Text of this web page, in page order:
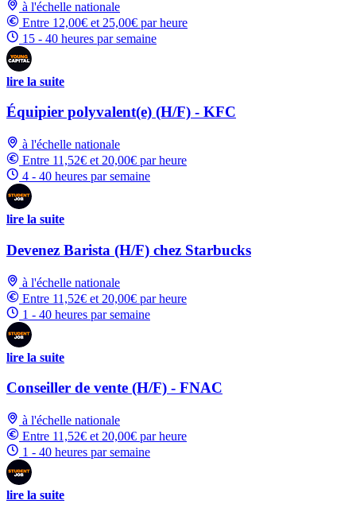
à l'échelle nationale
Entre 12,00€ et 25,00€ par heure
15 - 40 heures par semaine
lire la suite
Équipier polyvalent(e) (H/F) - KFC
à l'échelle nationale
Entre 11,52€ et 20,00€ par heure
4 - 40 heures par semaine
lire la suite
Devenez Barista (H/F) chez Starbucks
à l'échelle nationale
Entre 11,52€ et 20,00€ par heure
1 - 40 heures par semaine
lire la suite
Conseiller de vente (H/F) - FNAC
à l'échelle nationale
Entre 11,52€ et 20,00€ par heure
1 - 40 heures par semaine
lire la suite